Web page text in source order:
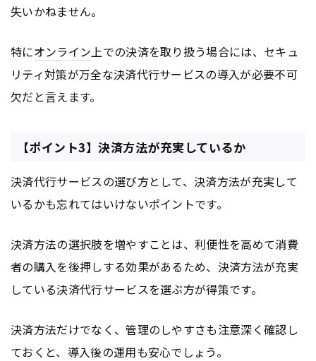
失いかねません。
特にオンライン上での決済を取り扱う場合には、セキュ
リティ対策が万全な決済代行サービスの導入が必要不可
欠だと言えます。
【ポイント3】決済方法が充実しているか
決済代行サービスの選び方として、決済方法が充実して
いるかも忘れてはいけないポイントです。
決済方法の選択肢を増やすことは、利便性を高めて消費
者の購入を後押しする効果があるため、決済方法が充実
している決済代行サービスを選ぶ方が得策です。
決済方法だけでなく、管理のしやすさも注意深く確認し
ておくと、導入後の運用も安心でしょう。